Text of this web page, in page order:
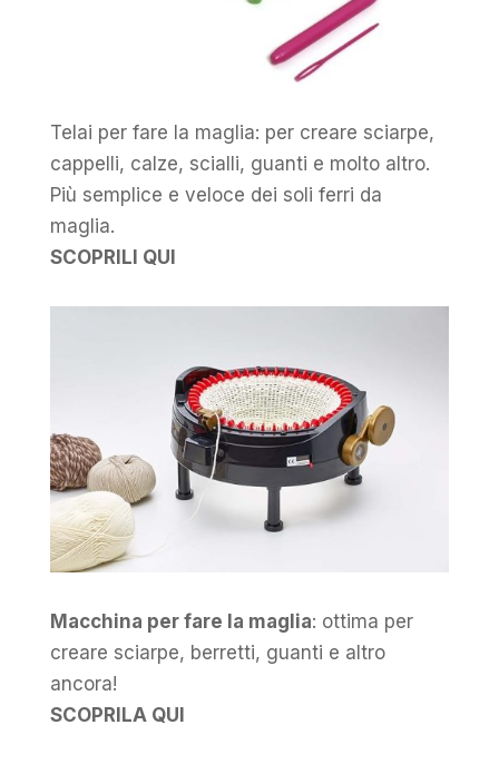
Telai per fare la maglia: per creare sciarpe,
cappelli, calze, scialli, guanti e molto altro.
Più semplice e veloce dei soli ferri da
maglia.
SCOPRILI QUI
Macchina per fare la maglia: ottima per
creare sciarpe, berretti, guanti e altro
ancora!
SCOPRILA QUI